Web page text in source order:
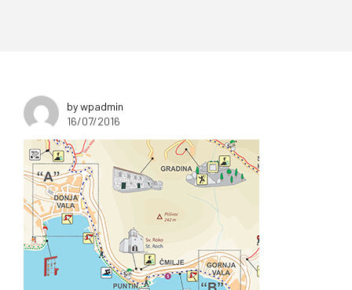
by wpadmin
16/07/2016